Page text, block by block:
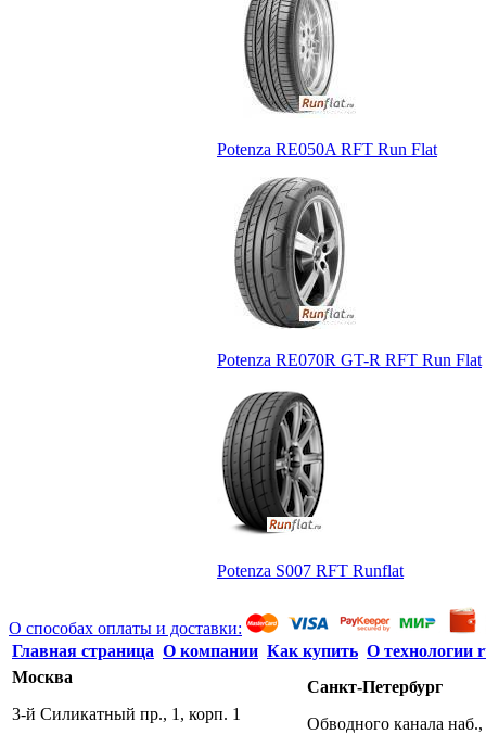
Potenza RE050A RFT Run Flat
Potenza RE070R GT-R RFT Run Flat
Potenza S007 RFT Runflat
О способах оплаты и доставки:
Главная страница О компании Как купить О технологии
Москва
3-й Силикатный пр., 1, корп. 1
Санкт-Петербург
Обводного канала